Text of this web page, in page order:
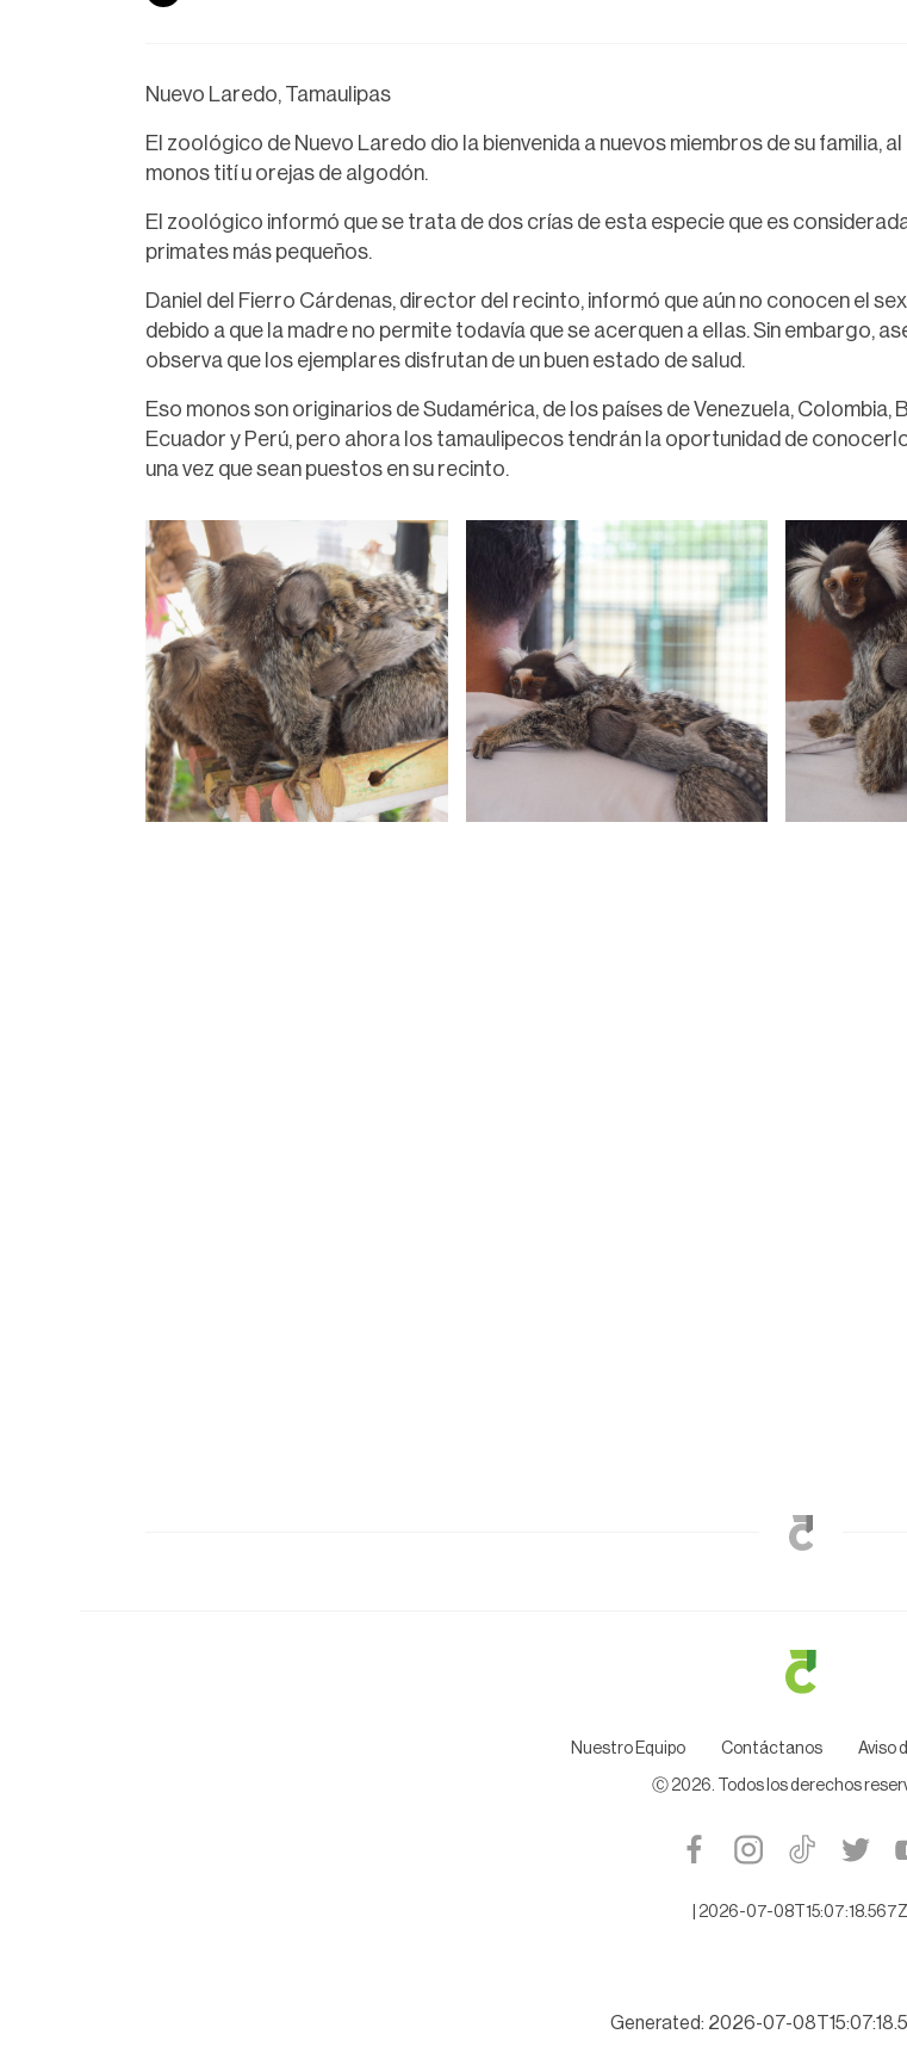
Nuevo Laredo, Tamaulipas
El zoológico de Nuevo Laredo dio la bienvenida a nuevos miembros de su familia,
monos tití u orejas de algodón.
El zoológico informó que se trata de dos crías de esta especie que es
primates más pequeños.
Daniel del Fierro Cárdenas, director del recinto, informó que aún no conocen el
debido a que la madre no permite todavía que se acerquen a ellas. Sin embargo,
observa que los ejemplares disfrutan de un buen estado de salud.
Eso monos son originarios de Sudamérica, de los países de Venezuela, Colombia,
Ecuador y Perú, pero ahora los tamaulipecos tendrán la oportunidad de
una vez que sean puestos en su recinto.
Nuestro Equipo Contáctanos Aviso
Ⓒ 2026 . Todos los derechos
2026-07-08T15:07:18.567Z
Generated: 2026-07-